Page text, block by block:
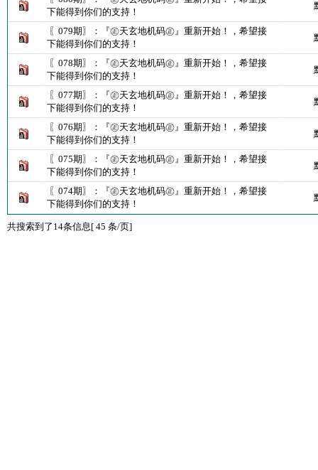
下能得到你们的支持！
〖079期〗：『㊣天玄地机码㊣』重新开始！，希望接
下能得到你们的支持！
〖078期〗：『㊣天玄地机码㊣』重新开始！，希望接
下能得到你们的支持！
〖077期〗：『㊣天玄地机码㊣』重新开始！，希望接
下能得到你们的支持！
〖076期〗：『㊣天玄地机码㊣』重新开始！，希望接
下能得到你们的支持！
〖075期〗：『㊣天玄地机码㊣』重新开始！，希望接
下能得到你们的支持！
〖074期〗：『㊣天玄地机码㊣』重新开始！，希望接
下能得到你们的支持！
共搜索到了14条信息[ 45 条/页]